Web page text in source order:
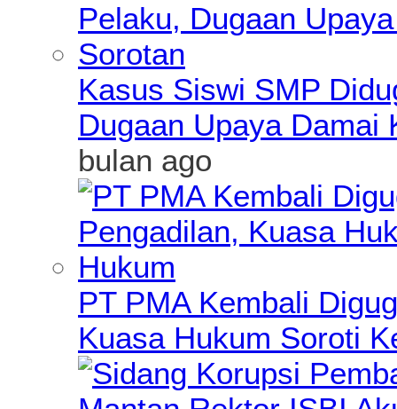
Kasus Siswi SMP
Dugaan Upaya Damai
bulan ago
PT PMA Kembali
Kuasa Hukum Soroti